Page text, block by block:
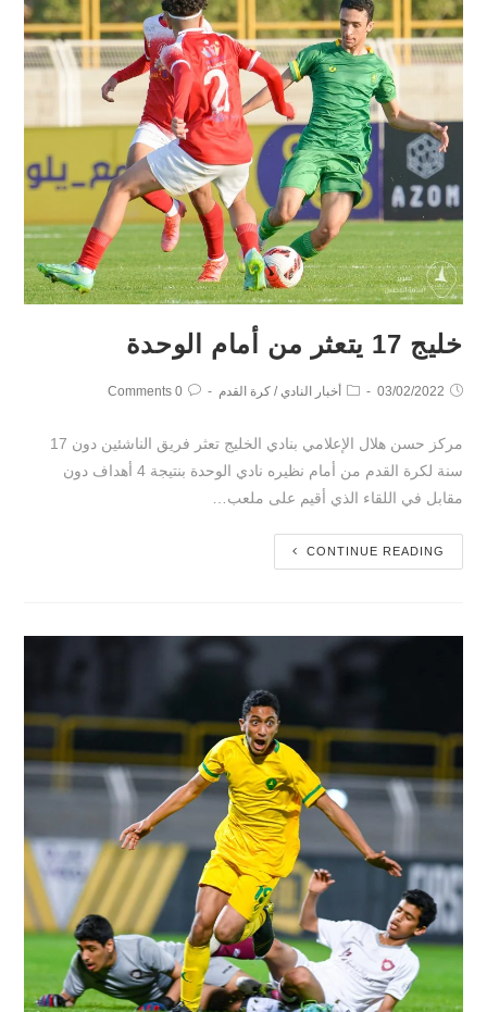
خليج 17 يتعثر من أمام الوحدة
03/02/2022 أخبار النادي / كرة القدم 0 Comments
مركز حسن هلال الإعلامي بنادي الخليج تعثر فريق الناشئين دون 17
سنة لكرة القدم من أمام نظيره نادي الوحدة بنتيجة 4 أهداف دون
مقابل في اللقاء الذي أقيم على ملعب…
CONTINUE READING